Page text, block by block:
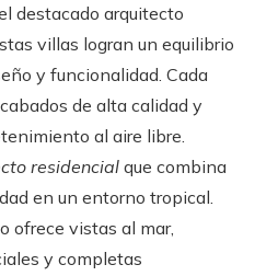
destacado arquitecto
villas logran un equilibrio
y funcionalidad. Cada
de alta calidad y
al aire libre.
residencial que combina
en un entorno tropical.
ofrece vistas al mar,
y completas